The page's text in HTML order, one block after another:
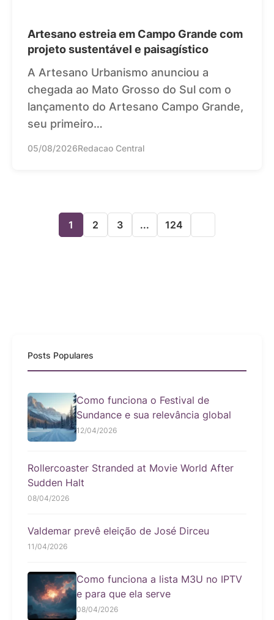
Artesano estreia em Campo Grande com
projeto sustentável e paisagístico
A Artesano Urbanismo anunciou a
chegada ao Mato Grosso do Sul com o
lançamento do Artesano Campo Grande,
seu primeiro…
05/08/2026Redacao Central
1 2 3 ... 124
Posts Populares
Como funciona o Festival de
Sundance e sua relevância global
12/04/2026
Rollercoaster Stranded at Movie World After
Sudden Halt
08/04/2026
Valdemar prevê eleição de José Dirceu
11/04/2026
Como funciona a lista M3U no IPTV
e para que ela serve
08/04/2026